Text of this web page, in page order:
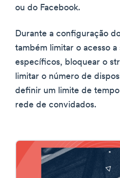
ou do Facebook.
Durante a configuração
também limitar o acesso a
específicos, bloquear o
limitar o número de
definir um limite de
rede de convidados.